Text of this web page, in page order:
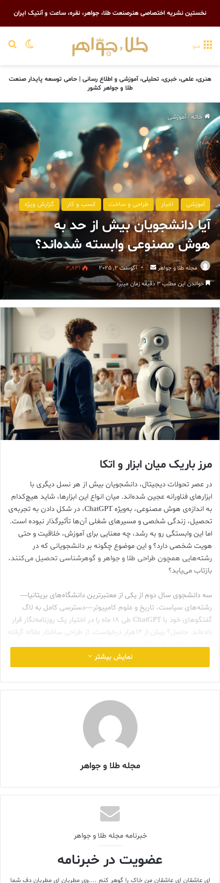
نخستین نشریه اختصاصی هنرصنعت طلا، جواهر، نقره، ساعت و آنتیک ایران
تغییر منو
هنری، علمی، خبری، تحلیلی، آموزشی و اطلاع رسانی | حامی توسعه پایدار صنعت
طلا و جواهر کشور
خانه/آموزشی
آموزشی اخبار طراحی و ساخت کسب و کار گزارش ویژه
آیا دانشجویان بیش از حد به
هوش مصنوعی وابسته شده‌اند؟
مجله طلا و جواهر
ارسال
ایمیل
آگوست 2, 2025
3,831
خواندن این مطلب 3 دقیقه زمان میبرد
مرز باریک میان ابزار و اتکا
در عصر تحولات دیجیتال، دانشجویان بیش از هر نسل دیگری با
ابزارهای فناورانه عجین شده‌اند. میان انواع این ابزارها، شاید هیچ‌کدام
به اندازه‌ی هوش مصنوعی، به‌ویژه ChatGPT، در شکل دادن به تجربه‌ی
تحصیل، زندگی شخصی و مسیرهای شغلی آن‌ها تأثیرگذار نبوده است.
اما این وابستگی رو به رشد، چه معنایی برای آموزش، خلاقیت و حتی
هویت شخصی دارد؟ و این موضوع چگونه بر دانشجویانی که در
رشته‌هایی همچون طراحی طلا و جواهر و گوهرشناسی تحصیل می‌کنند،
بازتاب می‌یابد؟
سه دانشجوی سال دوم از یکی از معتبرترین دانشگاه‌های بریتانیا—
رشته‌های سیاست، تاریخ و علوم کامپیوتر—دسترسی کامل به لاگ
گفتگوهای خود با ChatGPT طی ۱۸ ماه را در اختیار یک روزنامه‌نگار قرار
داده‌اند. حاصل؟ بیش از ۱۲هزار درخواست، از طراحی ساختار مقاله گرفته
تا مشاوره‌های روانی، آشپزی، راهنمای شغلی و حتی ساخت پیامک برای
در ظاهر، استفاده از AI برای نوشتن مقاله یا ساخت رزومه شاید فقط
عمیق‌تر، الگویی دیده می‌شود: فرسودگی تحصیلی، ترس از شکست، و
فشار برای عملکرد بی‌نقص، دانشجویان را به سمتی می‌برد که اتکای
ذهنی و عاطفی آن‌ها به هوش مصنوعی بیش از آن است که در ابتدا به
جالب‌تر آن‌که این گفت‌وگوها از سطوح صرفاً علمی فراتر رفته و به
استراتژی تغذیه برای مسابقات بوکس کشیده شده است. یکی از
دانشجویان از ChatGPT می‌خواهد برنامه‌ی رژیم غذایی‌اش را برای روز
برای یک طراح جوان جواهر نیز آشنا باشد: زمانی که با بحران خلاقیت
روبه‌رو است، یا در فهم زیبایی‌شناسی یک سنگ قیمتی سردرگم شده،
یا حتی در تلاش برای ساختن پرتفویی است که هم‌زمان اصالت هنری و
بازارپسندی داشته باشد.
نمایش بیشتر
مجله طلا و جواهر
خبرنامه مجله طلا و جواهر
عضویت در خبرنامه
ای عاشقان ای عاشقان من خاک را گوهر کنم ....وی مطربان ای مطربان دف شما